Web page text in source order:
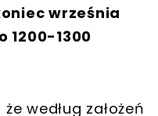
września
1200-1300
według założeń